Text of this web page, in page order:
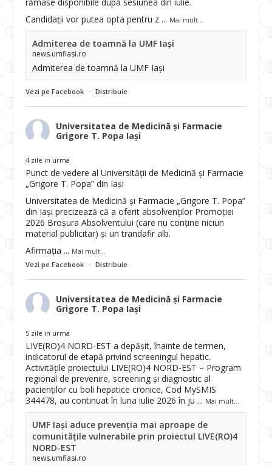
Candidații vor putea opta pentru z ... Mai mult...
Admiterea de toamnă la UMF Iași
news.umfiasi.ro
Admiterea de toamnă la UMF Iași
Vezi pe Facebook · Distribuie
Universitatea de Medicină și Farmacie
Grigore T. Popa Iași
4 zile in urma
Punct de vedere al Universității de Medicină și Farmacie
„Grigore T. Popa” din Iași
Universitatea de Medicină și Farmacie „Grigore T. Popa”
din Iași precizează că a oferit absolvenților Promoției
2026 Broșura Absolventului (care nu conține niciun
material publicitar) și un trandafir alb.
Afirmația ... Mai mult...
Vezi pe Facebook · Distribuie
Universitatea de Medicină și Farmacie
Grigore T. Popa Iași
5 zile in urma
LIVE(RO)4 NORD-EST a depășit, înainte de termen,
indicatorul de etapă privind screeningul hepatic.
Activitățile proiectului LIVE(RO)4 NORD-EST – Program
regional de prevenire, screening și diagnostic al
pacienților cu boli hepatice cronice, Cod MySMIS
344478, au continuat în luna iulie 2026 în ju ... Mai mult...
UMF Iași aduce prevenția mai aproape de
comunitățile vulnerabile prin proiectul LIVE(RO)4
NORD-EST
news.umfiasi.ro